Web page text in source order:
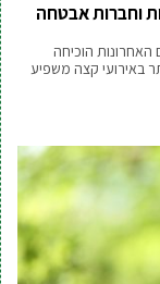
וחברות אבטחה
הוכיחה
באירועי קצה משפיע